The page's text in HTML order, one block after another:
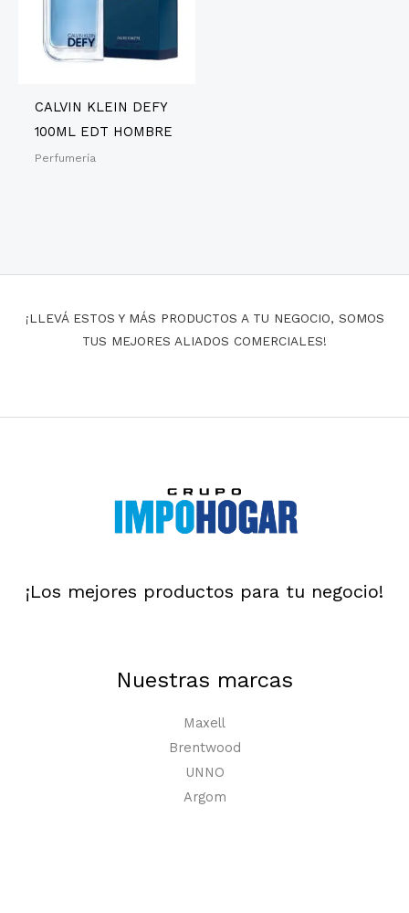
CALVIN KLEIN DEFY
100ML EDT HOMBRE
Perfumería
¡LLEVÁ ESTOS Y MÁS PRODUCTOS A TU NEGOCIO, SOMOS
TUS MEJORES ALIADOS COMERCIALES!
¡Los mejores productos para tu negocio!
Nuestras marcas
Maxell
Brentwood
UNNO
Argom